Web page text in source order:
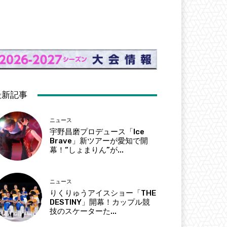
記事
ニュース
宇野昌磨プロデュース「Ice
Brave」新ツアーが愛知で開
幕！“しょまりん”が...
ニュース
りくりゅうアイスショー「THE
DESTINY」開幕！カップル競
技のスケーターた...